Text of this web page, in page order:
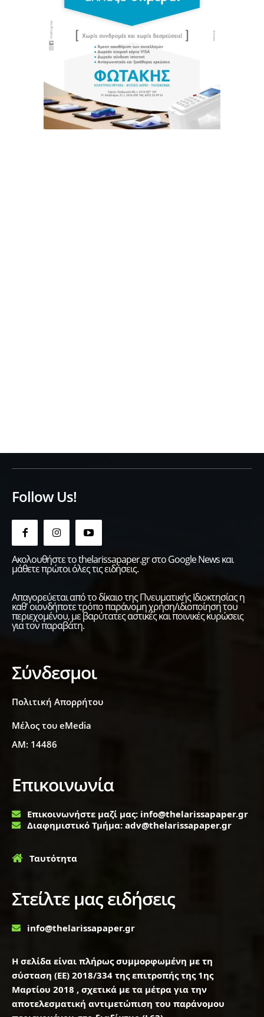
Follow Us!
Ακολουθήστε το thelarissapaper.gr στο Google News και
μάθετε πρώτοι όλες τις ειδήσεις.
Απαγορεύεται από το δίκαιο της Πνευματικής Ιδιοκτησίας η
καθ' οιονδήποτε τρόπο παράνομη χρήση/ιδιοποίηση του
περιεχομένου, με βαρύτατες αστικές και ποινικές κυρώσεις
για τον παραβάτη.
Σύνδεσμοι
Πολιτική Απορρήτου
Μέλος του eMedia
ΑΜ: 14486
Επικοινωνία
Επικοινωνήστε μαζί μας: info@thelarissapaper.gr
Διαφημιστικό Τμήμα: adv@thelarissapaper.gr
Ταυτότητα
Στείλτε μας ειδήσεις
info@thelarissapaper.gr
Η σελίδα είναι πλήρως συμμορφωμένη με τη
σύσταση (ΕΕ) 2018/334 της επιτροπής της 1ης
Μαρτίου 2018 , σχετικά με τα μέτρα για την
αποτελεσματική αντιμετώπιση του παράνομου